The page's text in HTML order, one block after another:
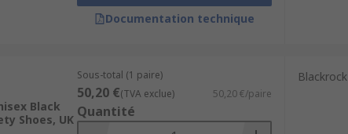
Documentation technique
Black
Shoes, UK
Sous-total (1 paire)
50,20 €(TVA exclue) 50,20 €/paire
Quantité
Blackrock